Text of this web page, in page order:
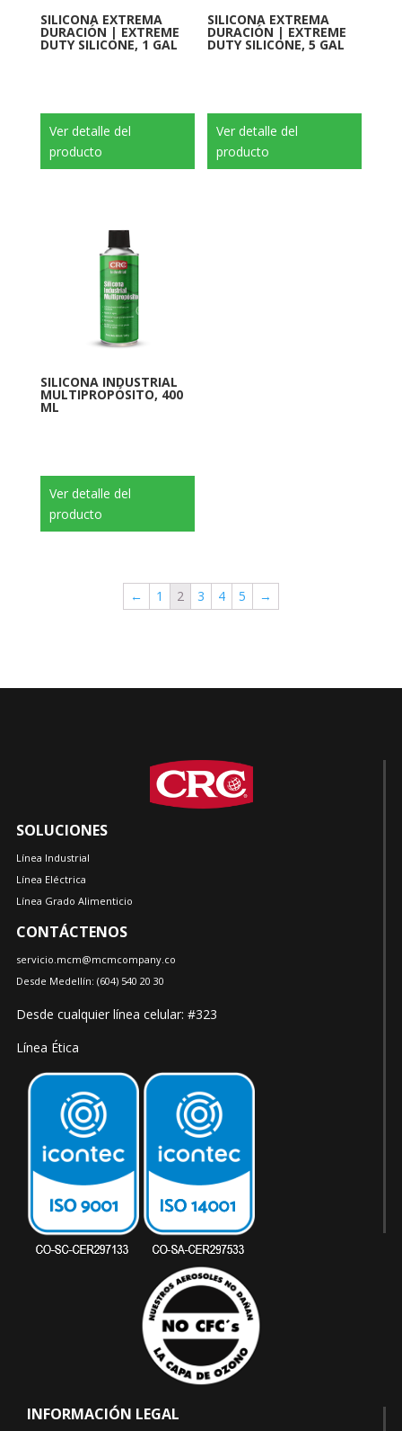
SILICONA EXTREMA
DURACIÓN | EXTREME
DUTY SILICONE, 1 GAL
Ver detalle del
producto
SILICONA EXTREMA
DURACIÓN | EXTREME
DUTY SILICONE, 5 GAL
Ver detalle del
producto
SILICONA INDUSTRIAL
MULTIPROPÓSITO, 400
ML
Ver detalle del
producto
← 1 2 3 4 5 →
SOLUCIONES
Línea Industrial
Línea Eléctrica
Línea Grado Alimenticio
CONTÁCTENOS
servicio.mcm@mcmcompany.co
Desde Medellín: (604)540 20 30
Desde cualquier línea celular: #323
Línea Ética
INFORMACIÓN LEGAL